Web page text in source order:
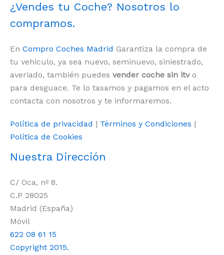
¿Vendes tu Coche? Nosotros lo
compramos.
En Compro Coches Madrid Garantiza la compra de
tu vehiculo, ya sea nuevo, seminuevo, siniestrado,
averiado, también puedes vender coche sin itvo
para desguace. Te lo tasamos y pagamos en el acto
contacta con nosotros y te informaremos.
Política de privacidad | Términos y Condiciones |
Política de Cookies
Nuestra Dirección
C/ Oca, nº 8.
C.P 28025
Madrid (España)
Móvil
622 08 61 15
Copyright 2015.